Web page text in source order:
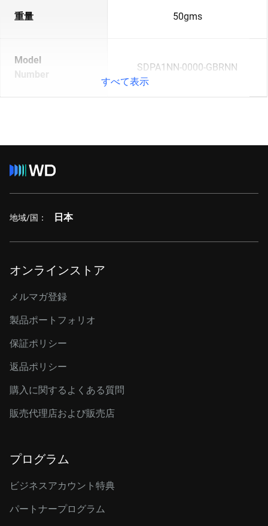
重量 50gms
Model
Number
SDPA1NN-0000-GBRNN
すべて表示
地域/国： 日本
オンラインストア
メルマガ登録
製品ポートフォリオ
保証ポリシー
返品ポリシー
購入に関するよくある質問
販売代理店および販売店
プログラム
ビジネスアカウント特典
パートナープログラム